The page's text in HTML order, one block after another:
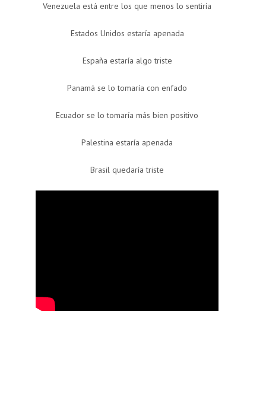
Venezuela está entre los que menos lo sentiría
Estados Unidos estaría apenada
España estaría algo triste
Panamá se lo tomaría con enfado
Ecuador se lo tomaría más bien positivo
Palestina estaría apenada
Brasil quedaría triste